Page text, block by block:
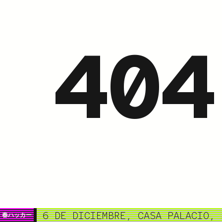
404
春ハッカー5 Y 6 DE DICIEMBRE, CASA PALACIO,